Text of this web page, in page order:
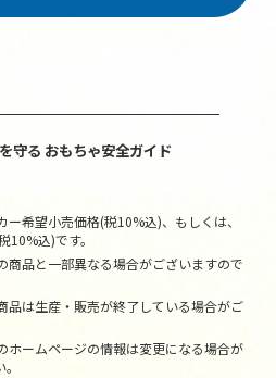
守る おもちゃ安全ガイド
希望小売価格(税10%込)、もしくは、
10%込)です。
品と一部異なる場合がございますので
は生産・販売が終了している場合がご
ームページの情報は変更になる場合が